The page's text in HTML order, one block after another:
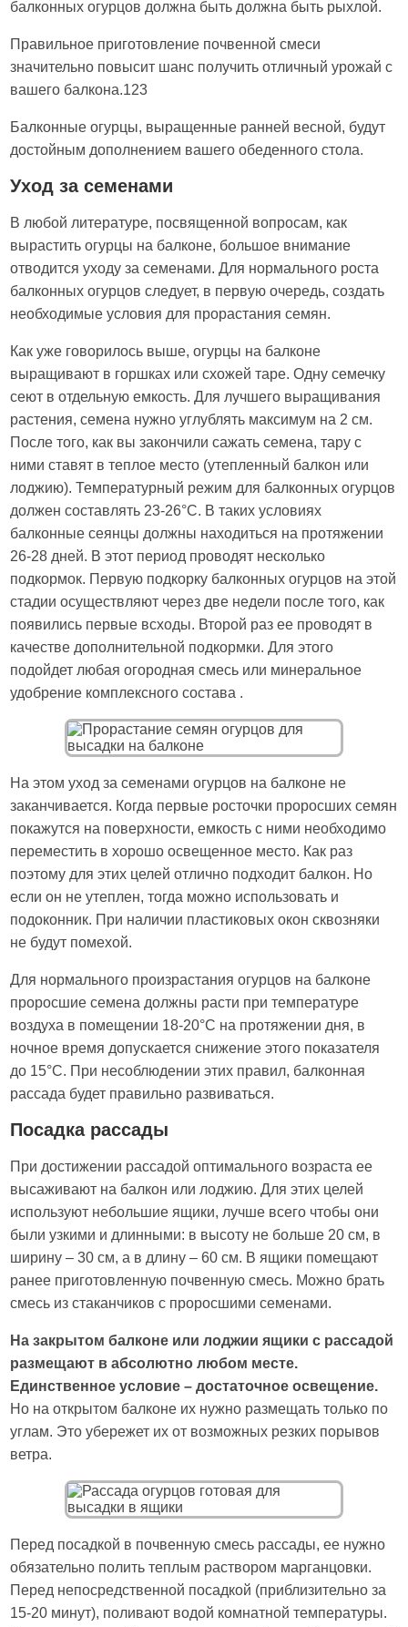
балконных огурцов должна быть должна быть рыхлой.
Правильное приготовление почвенной смеси
значительно повысит шанс получить отличный урожай с
вашего балкона.123
Балконные огурцы, выращенные ранней весной, будут
достойным дополнением вашего обеденного стола.
Уход за семенами
В любой литературе, посвященной вопросам, как
вырастить огурцы на балконе, большое внимание
отводится уходу за семенами. Для нормального роста
балконных огурцов следует, в первую очередь, создать
необходимые условия для прорастания семян.
Как уже говорилось выше, огурцы на балконе
выращивают в горшках или схожей таре. Одну семечку
сеют в отдельную емкость. Для лучшего выращивания
растения, семена нужно углублять максимум на 2 см.
После того, как вы закончили сажать семена, тару с
ними ставят в теплое место (утепленный балкон или
лоджию). Температурный режим для балконных огурцов
должен составлять 23-26°С. В таких условиях
балконные сеянцы должны находиться на протяжении
26-28 дней. В этот период проводят несколько
подкормок. Первую подкорку балконных огурцов на этой
стадии осуществляют через две недели после того, как
появились первые всходы. Второй раз ее проводят в
качестве дополнительной подкормки. Для этого
подойдет любая огородная смесь или минеральное
удобрение комплексного состава .
На этом уход за семенами огурцов на балконе не
заканчивается. Когда первые росточки проросших семян
покажутся на поверхности, емкость с ними необходимо
переместить в хорошо освещенное место. Как раз
поэтому для этих целей отлично подходит балкон. Но
если он не утеплен, тогда можно использовать и
подоконник. При наличии пластиковых окон сквозняки
не будут помехой.
Для нормального произрастания огурцов на балконе
проросшие семена должны расти при температуре
воздуха в помещении 18-20°С на протяжении дня, в
ночное время допускается снижение этого показателя
до 15°С. При несоблюдении этих правил, балконная
рассада будет правильно развиваться.
Посадка рассады
При достижении рассадой оптимального возраста ее
высаживают на балкон или лоджию. Для этих целей
используют небольшие ящики, лучше всего чтобы они
были узкими и длинными: в высоту не больше 20 см, в
ширину – 30 см, а в длину – 60 см. В ящики помещают
ранее приготовленную почвенную смесь. Можно брать
смесь из стаканчиков с проросшими семенами.
На закрытом балконе или лоджии ящики с рассадой
размещают в абсолютно любом месте.
Единственное условие – достаточное освещение.
Но на открытом балконе их нужно размещать только по
углам. Это убережет их от возможных резких порывов
ветра.
Перед посадкой в почвенную смесь рассады, ее нужно
обязательно полить теплым раствором марганцовки.
Перед непосредственной посадкой (приблизительно за
15-20 минут), поливают водой комнатной температуры.